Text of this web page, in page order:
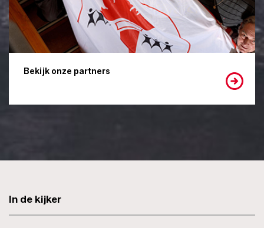
Bekijk onze partners
In de kijker